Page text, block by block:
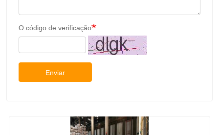
O código de verificação
Enviar